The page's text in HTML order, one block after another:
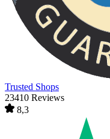
Trusted Shops
23410 Reviews
8,3